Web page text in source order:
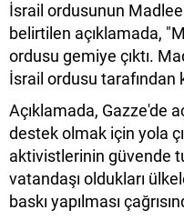
İsrail ordusunun
belirtilen açıklamada,
ordusu gemiye çıktı.
İsrail ordusu tarafından
Açıklamada, Gazze'de
destek olmak için yola
aktivistlerinin güvende
vatandaşı oldukları
baskı yapılması